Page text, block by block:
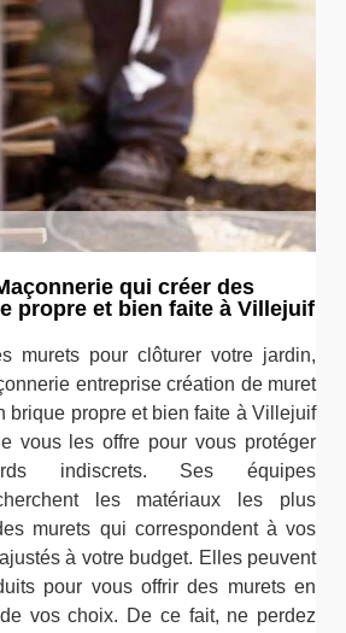
qui créer des
propre et bien faite à Villejuif
murets pour clôturer votre jardin,
entreprise création de muret
brique propre et bien faite à Villejuif
vous les offre pour vous protéger
indiscrets. Ses équipes
les matériaux les plus
murets qui correspondent à vos
à votre budget. Elles peuvent
pour vous offrir des murets en
vos choix. De ce fait, ne perdez